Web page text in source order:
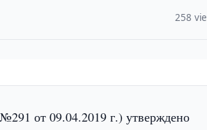
258
от 09.04.2019 г.) утверждено